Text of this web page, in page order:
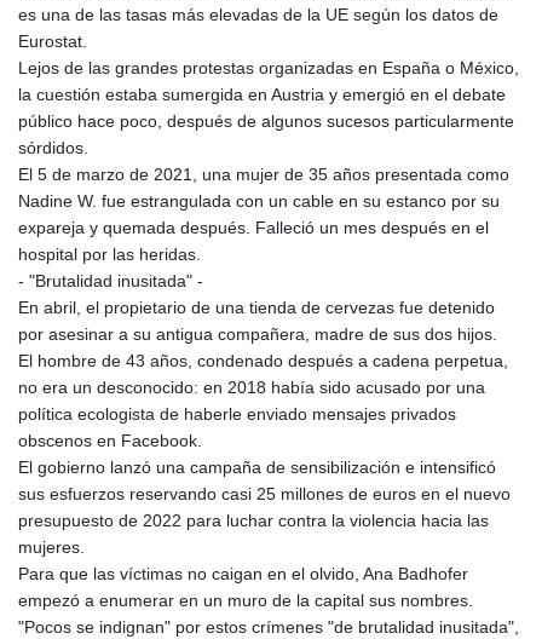
es una de las tasas más elevadas de la UE según los datos de
Eurostat.
Lejos de las grandes protestas organizadas en España o México,
la cuestión estaba sumergida en Austria y emergió en el debate
público hace poco, después de algunos sucesos particularmente
sórdidos.
El 5 de marzo de 2021, una mujer de 35 años presentada como
Nadine W. fue estrangulada con un cable en su estanco por su
expareja y quemada después. Falleció un mes después en el
hospital por las heridas.
- "Brutalidad inusitada" -
En abril, el propietario de una tienda de cervezas fue detenido
por asesinar a su antigua compañera, madre de sus dos hijos.
El hombre de 43 años, condenado después a cadena perpetua,
no era un desconocido: en 2018 había sido acusado por una
política ecologista de haberle enviado mensajes privados
obscenos en Facebook.
El gobierno lanzó una campaña de sensibilización e intensificó
sus esfuerzos reservando casi 25 millones de euros en el nuevo
presupuesto de 2022 para luchar contra la violencia hacia las
mujeres.
Para que las víctimas no caigan en el olvido, Ana Badhofer
empezó a enumerar en un muro de la capital sus nombres.
"Pocos se indignan" por estos crímenes "de brutalidad inusitada",